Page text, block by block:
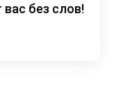
без слов!